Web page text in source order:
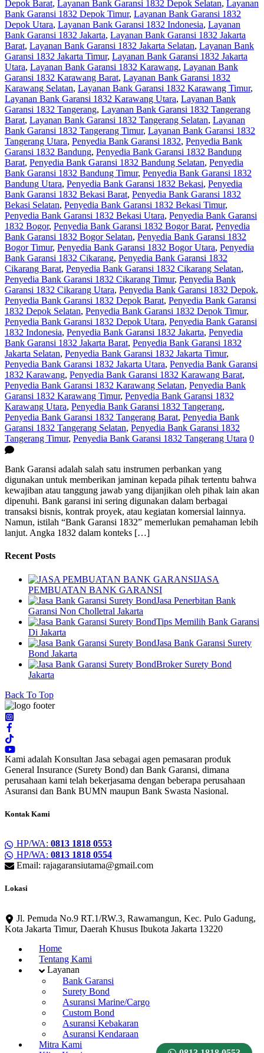
Depok Barat, Layanan Bank Garansi 1832 Depok Selatan, Layanan
Bank Garansi 1832 Depok Timur, Layanan Bank Garansi 1832
Depok Utara, Layanan Bank Garansi 1832 Indonesia, Layanan
Bank Garansi 1832 Jakarta, Layanan Bank Garansi 1832 Jakarta
Barat, Layanan Bank Garansi 1832 Jakarta Selatan, Layanan Bank
Garansi 1832 Jakarta Timur, Layanan Bank Garansi 1832 Jakarta
Utara, Layanan Bank Garansi 1832 Karawang, Layanan Bank
Garansi 1832 Karawang Barat, Layanan Bank Garansi 1832
Karawang Selatan, Layanan Bank Garansi 1832 Karawang Timur,
Layanan Bank Garansi 1832 Karawang Utara, Layanan Bank
Garansi 1832 Tangerang, Layanan Bank Garansi 1832 Tangerang
Barat, Layanan Bank Garansi 1832 Tangerang Selatan, Layanan
Bank Garansi 1832 Tangerang Timur, Layanan Bank Garansi 1832
Tangerang Utara, Penyedia Bank Garansi 1832, Penyedia Bank
Garansi 1832 Bandung, Penyedia Bank Garansi 1832 Bandung
Barat, Penyedia Bank Garansi 1832 Bandung Selatan, Penyedia
Bank Garansi 1832 Bandung Timur, Penyedia Bank Garansi 1832
Bandung Utara, Penyedia Bank Garansi 1832 Bekasi, Penyedia
Bank Garansi 1832 Bekasi Barat, Penyedia Bank Garansi 1832
Bekasi Selatan, Penyedia Bank Garansi 1832 Bekasi Timur,
Penyedia Bank Garansi 1832 Bekasi Utara, Penyedia Bank Garansi
1832 Bogor, Penyedia Bank Garansi 1832 Bogor Barat, Penyedia
Bank Garansi 1832 Bogor Selatan, Penyedia Bank Garansi 1832
Bogor Timur, Penyedia Bank Garansi 1832 Bogor Utara, Penyedia
Bank Garansi 1832 Cikarang, Penyedia Bank Garansi 1832
Cikarang Barat, Penyedia Bank Garansi 1832 Cikarang Selatan,
Penyedia Bank Garansi 1832 Cikarang Timur, Penyedia Bank
Garansi 1832 Cikarang Utara, Penyedia Bank Garansi 1832 Depok,
Penyedia Bank Garansi 1832 Depok Barat, Penyedia Bank Garansi
1832 Depok Selatan, Penyedia Bank Garansi 1832 Depok Timur,
Penyedia Bank Garansi 1832 Depok Utara, Penyedia Bank Garansi
1832 Indonesia, Penyedia Bank Garansi 1832 Jakarta, Penyedia
Bank Garansi 1832 Jakarta Barat, Penyedia Bank Garansi 1832
Jakarta Selatan, Penyedia Bank Garansi 1832 Jakarta Timur,
Penyedia Bank Garansi 1832 Jakarta Utara, Penyedia Bank Garansi
1832 Karawang, Penyedia Bank Garansi 1832 Karawang Barat,
Penyedia Bank Garansi 1832 Karawang Selatan, Penyedia Bank
Garansi 1832 Karawang Timur, Penyedia Bank Garansi 1832
Karawang Utara, Penyedia Bank Garansi 1832 Tangerang,
Penyedia Bank Garansi 1832 Tangerang Barat, Penyedia Bank
Garansi 1832 Tangerang Selatan, Penyedia Bank Garansi 1832
Tangerang Timur, Penyedia Bank Garansi 1832 Tangerang Utara 0
Bank Garansi adalah salah satu instrumen perbankan yang
digunakan untuk memberikan jaminan kepada pihak tertentu bahwa
kewajiban atau tanggung jawab yang dijanjikan oleh pihak lain akan
dipenuhi. Bank garansi ini sering digunakan dalam berbagai
transaksi bisnis, kontrak proyek, atau kegiatan komersial lainnya.
Namun, istilah “Bank Garansi 1832” memerlukan pemahaman lebih
lanjut. Angka 1832 dalam konteks […]
Recent Posts
JASA
PEMBUATAN BANK GARANSI
Jasa Penerbitan Bank
Garansi Non Cholletral Jakarta
Tips Memilih Bank Garansi
Di Jakarta
Jasa Bank Garansi Surety
Bond Jakarta
Broker Surety Bond
Jakarta
Back To Top
Kami adalah Konsultan Jasa sebagai agen pemasaran produk
General Insurance (Surety Bond) dan Bank Garansi, dimana
perusahaan kami telah bekerjasama dengan beberapa perusahaan
Asuransi dan Bank BUMN maupun Bank Swasta Nasional.
Kontak Kami
HP/WA: 0813 1818 0553
HP/WA: 0813 1818 0554
Email: rajagaransiutama@gmail.com
Lokasi
Jl. Pemuda No.9 RT.1/RW.3, Rawamangun, Kec. Pulo Gadung,
Kota Jakarta Timur, Daerah Khusus Ibukota Jakarta 13220
Home
Tentang Kami
Layanan
Bank Garansi
Surety Bond
Asuransi Marine/Cargo
Custom Bond
Asuransi Kebakaran
Asuransi Kendaraan
Mitra Kami